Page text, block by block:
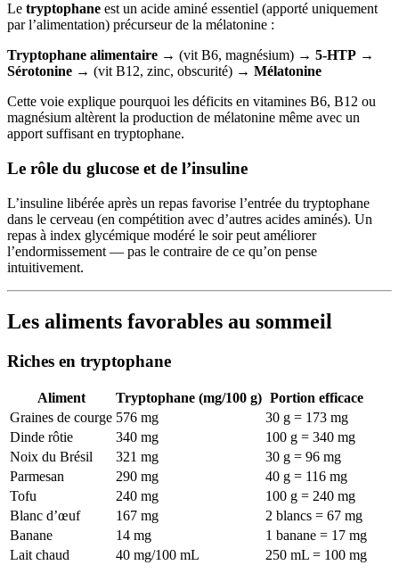
Le tryptophane est un acide aminé essentiel (apporté uniquement
par l’alimentation) précurseur de la mélatonine :
Tryptophane alimentaire → (vit B6, magnésium) → 5-HTP →
Sérotonine → (vit B12, zinc, obscurité) → Mélatonine
Cette voie explique pourquoi les déficits en vitamines B6, B12 ou
magnésium altèrent la production de mélatonine même avec un
apport suffisant en tryptophane.
Le rôle du glucose et de l’insuline
L’insuline libérée après un repas favorise l’entrée du tryptophane
dans le cerveau (en compétition avec d’autres acides aminés). Un
repas à index glycémique modéré le soir peut améliorer
l’endormissement — pas le contraire de ce qu’on pense
intuitivement.
Les aliments favorables au sommeil
Riches en tryptophane
Aliment Tryptophane (mg/100 g) Portion efficace
Graines de courge 576 mg
30 g = 173 mg
Dinde rôtie
340 mg
100 g = 340 mg
Noix du Brésil
321 mg
30 g = 96 mg
Parmesan
290 mg
40 g = 116 mg
Tofu
240 mg
100 g = 240 mg
Blanc d’œuf
167 mg
2 blancs = 67 mg
Banane
14 mg
1 banane = 17 mg
Lait chaud
40 mg/100 mL 250 mL = 100 mg